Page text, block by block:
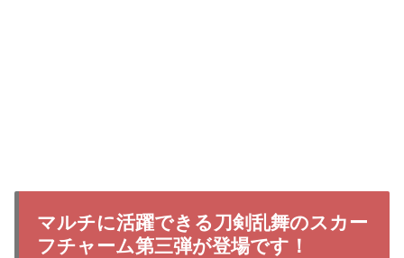
マルチに活躍できる刀剣乱舞のスカー
フチャーム第三弾が登場です！